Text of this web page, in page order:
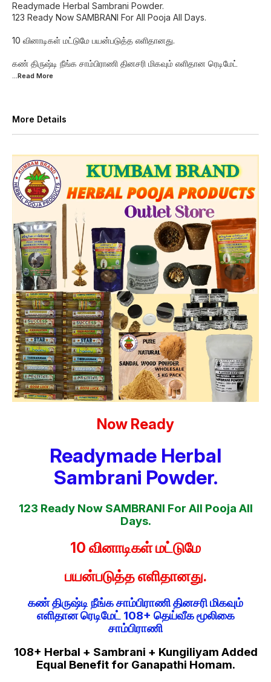
Readymade Herbal Sambrani Powder.
123 Ready Now SAMBRANI For All Pooja All Days.
10 வினாடிகள் மட்டுமே பயன்படுத்த எளிதானது.
கண் திருஷ்டி நீங்க சாம்பிராணி தினசரி மிகவும் எளிதான ரெடிமேட்
...Read More
More Details
Now Ready
Readymade Herbal
Sambrani Powder.
123 Ready Now SAMBRANI For All Pooja All
Days.
10 வினாடிகள் மட்டுமே
பயன்படுத்த எளிதானது.
கண் திருஷ்டி நீங்க சாம்பிராணி தினசரி மிகவும்
எளிதான ரெடிமேட் 108+ தெய்வீக மூலிகை
சாம்பிராணி
108+ Herbal + Sambrani + Kungiliyam Added
Equal Benefit for Ganapathi Homam.